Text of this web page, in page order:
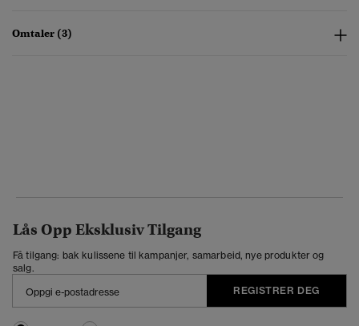
Omtaler (3)
Lås Opp Eksklusiv Tilgang
Få tilgang: bak kulissene til kampanjer, samarbeid, nye produkter og
salg.
REGISTRER DEG